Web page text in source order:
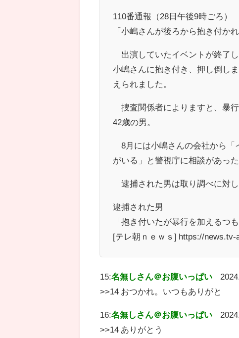
110番通報（28日午後9時ごろ）
「小嶋さんが後ろから抱き付か
出演していたイベントが終了
小嶋さんに抱き付き、押し倒し
えられました。
捜査関係者によりますと、暴
42歳の男。
8月には小嶋さんの会社から「
がいる」と警視庁に相談があった
逮捕された男は取り調べに対
逮捕された男
「抱き付いたが暴行を加えるつ
[テレ朝ｎｅｗｓ] https://news.tv-
15:名無しさん＠お腹いっぱい
>>14 おつかれ。いつもありがと
16:名無しさん＠お腹いっぱい
>>14 ありがとう